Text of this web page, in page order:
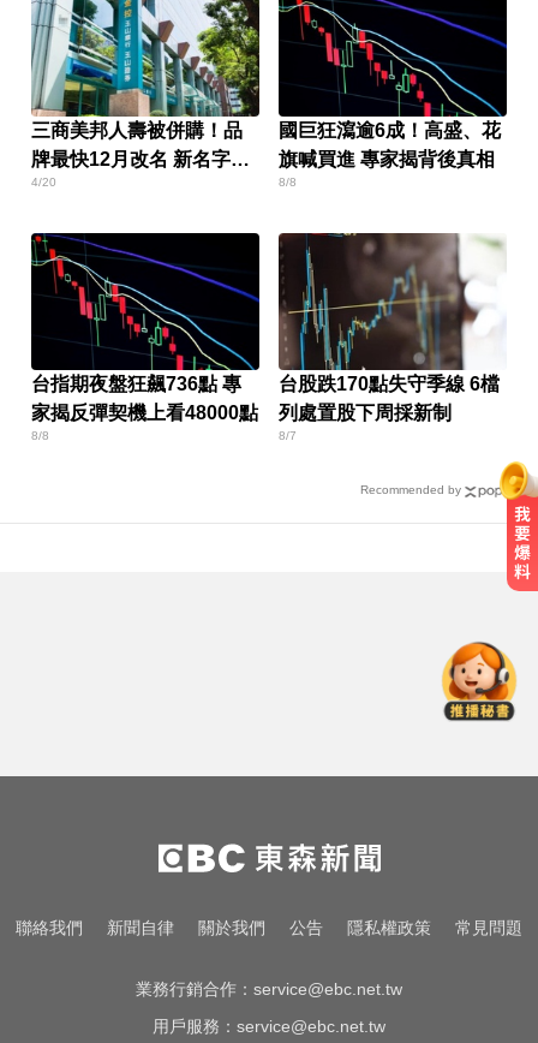
三商美邦人壽被併購！品
牌最快12月改名 新名字曝
光
4/20
國巨狂瀉逾6成！高盛、花
旗喊買進 專家揭背後真相
8/8
台指期夜盤狂飆736點 專
家揭反彈契機上看48000點
8/8
台股跌170點失守季線 6檔
列處置股下周採新制
8/7
Recommended by
年起發放
慈濟買BNT遭詐10.6億！內部信還
原疫苗採購過程
影／國道雨天驚魂！小貨車疑遇水
聯絡我們 新聞自律 關於我們 公告 隱私權政策 常見問題
業務行銷合作： service@ebc.net.tw
用戶服務： service@ebc.net.tw